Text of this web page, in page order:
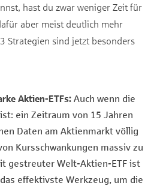
hast du zwar weniger Zeit für
aber meist deutlich mehr
Strategien sind jetzt besonders
Aktien-ETFs: Auch wenn die
ein Zeitraum von 15 Jahren
Daten am Aktienmarkt völlig
Kursschwankungen massiv zu
gestreuter Welt-Aktien-ETF ist
effektivste Werkzeug, um die